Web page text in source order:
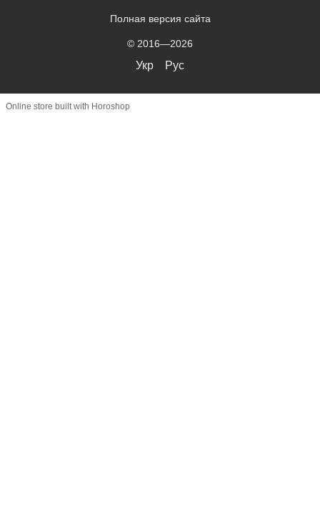
Полная версия сайта
© 2016—2026
Укр Рус
Online store built with Horoshop